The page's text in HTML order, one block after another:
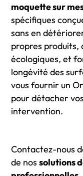
moquette sur
spécifiques
sans en
propres produits,
écologiques, et
longévité des
vous fournir un
pour détacher
intervention.
Contactez-nous
de nos solutions